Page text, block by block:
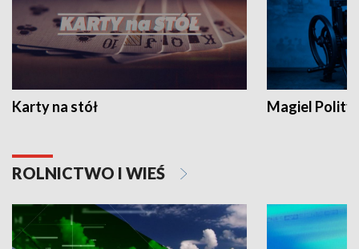
Karty na stół Magiel
ROLNICTWO I WIEŚ